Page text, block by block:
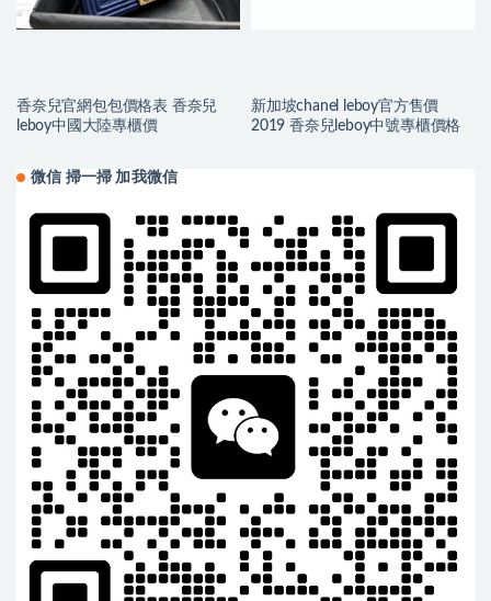
香奈兒官網包包價格表 香奈兒
leboy中國大陸專櫃價
新加坡chanel leboy官方售價
2019 香奈兒leboy中號專櫃價格
微信 掃一掃 加我微信